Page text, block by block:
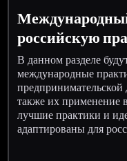
российскую
В данном разделе
международные
предпринимательской
также их применение
лучшие практики и
адаптированы для